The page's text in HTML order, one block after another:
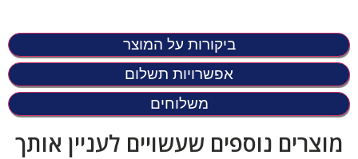
ביקורות על המוצר
אפשרויות תשלום
משלוחים
מוצרים נוספים שעשויים לעניין אותך